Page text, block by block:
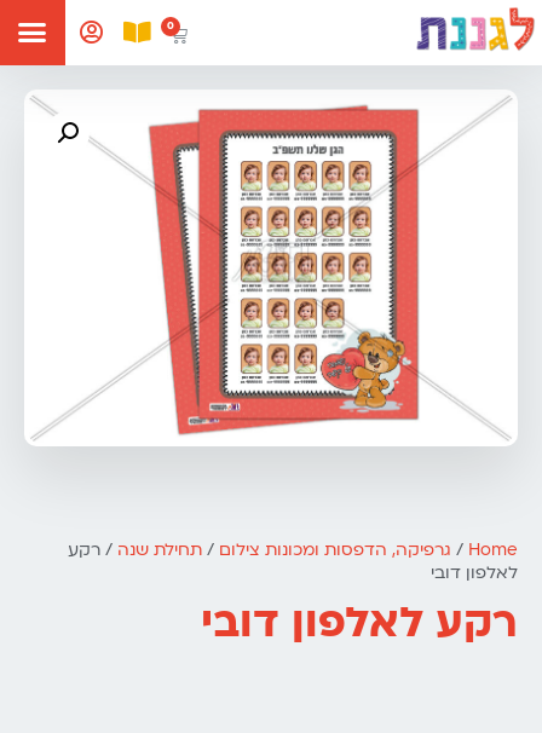
Home
/ גרפיקה, הדפסות ומכונות צילום / תחילת שנה / רקע
לאלפון דובי
רקע לאלפון דובי